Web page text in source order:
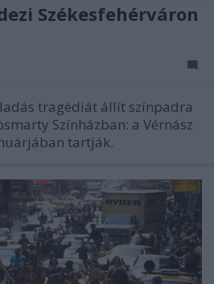
Székesfehérváron
tragédiát állít színpadra
Színházban: a Vérnász
tartják.